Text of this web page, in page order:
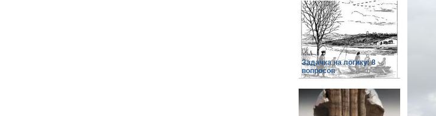
Задачка на логику: 8
вопросов